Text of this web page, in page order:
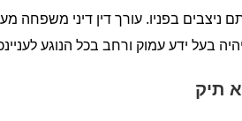
בפניו. עורך דין דיני משפחה
בעל ידע עמוק ורחב בכל הנוגע
תיק